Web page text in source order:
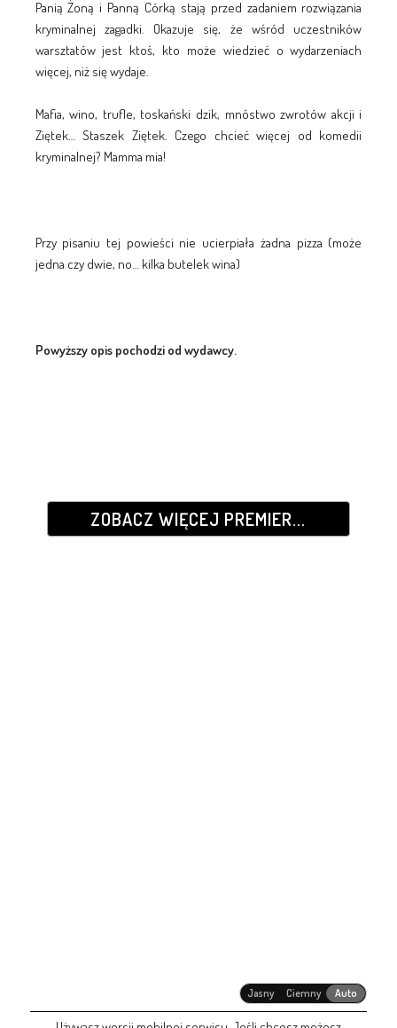
Panią Żoną i Panną Córką stają przed zadaniem rozwiązania
kryminalnej zagadki. Okazuje się, że wśród uczestników
warsztatów jest ktoś, kto może wiedzieć o wydarzeniach
więcej, niż się wydaje.
Mafia, wino, trufle, toskański dzik, mnóstwo zwrotów akcji i
Ziętek… Staszek Ziętek. Czego chcieć więcej od komedii
kryminalnej? Mamma mia!
Przy pisaniu tej powieści nie ucierpiała żadna pizza (może
jedna czy dwie, no… kilka butelek wina)
Powyższy opis pochodzi od wydawcy.
ZOBACZ WIĘCEJ PREMIER...
Jasny Ciemny Auto